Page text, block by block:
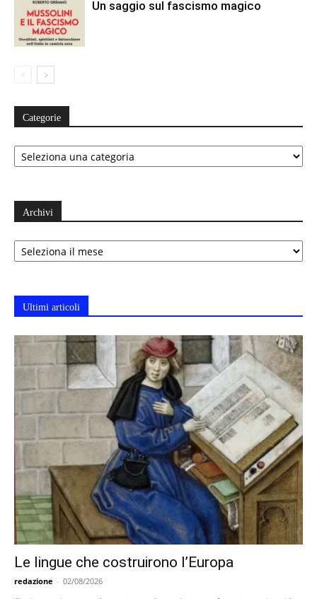
Un saggio sul fascismo magico
Categorie
Categorie
Archivi
Archivi
Ultimi articoli
Le lingue che costruirono l’Europa
redazione - 02/08/2026